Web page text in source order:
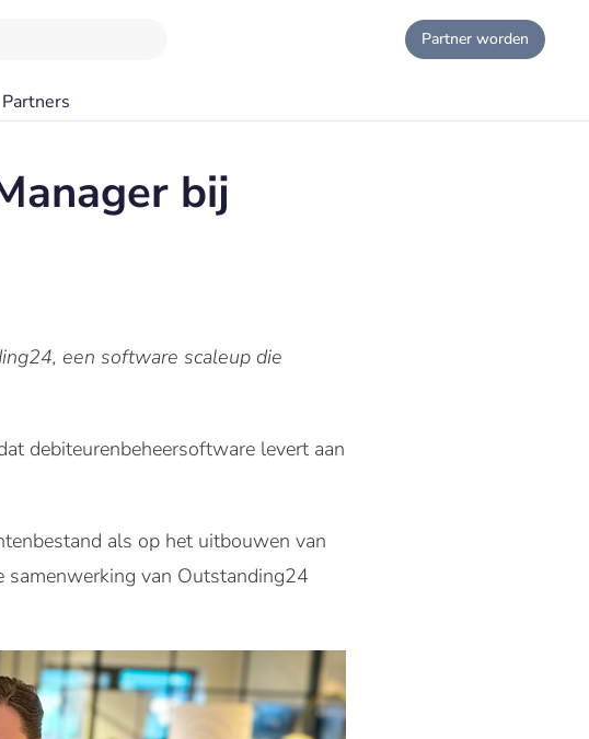
Partner worden
Partners
bij
een software scaleup die
debiteurenbeheersoftware levert aan
als op het uitbouwen van
samenwerking van Outstanding24